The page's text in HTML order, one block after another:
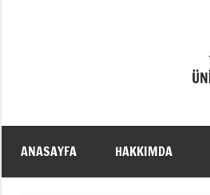
ANASAYFA HAKKIMDA